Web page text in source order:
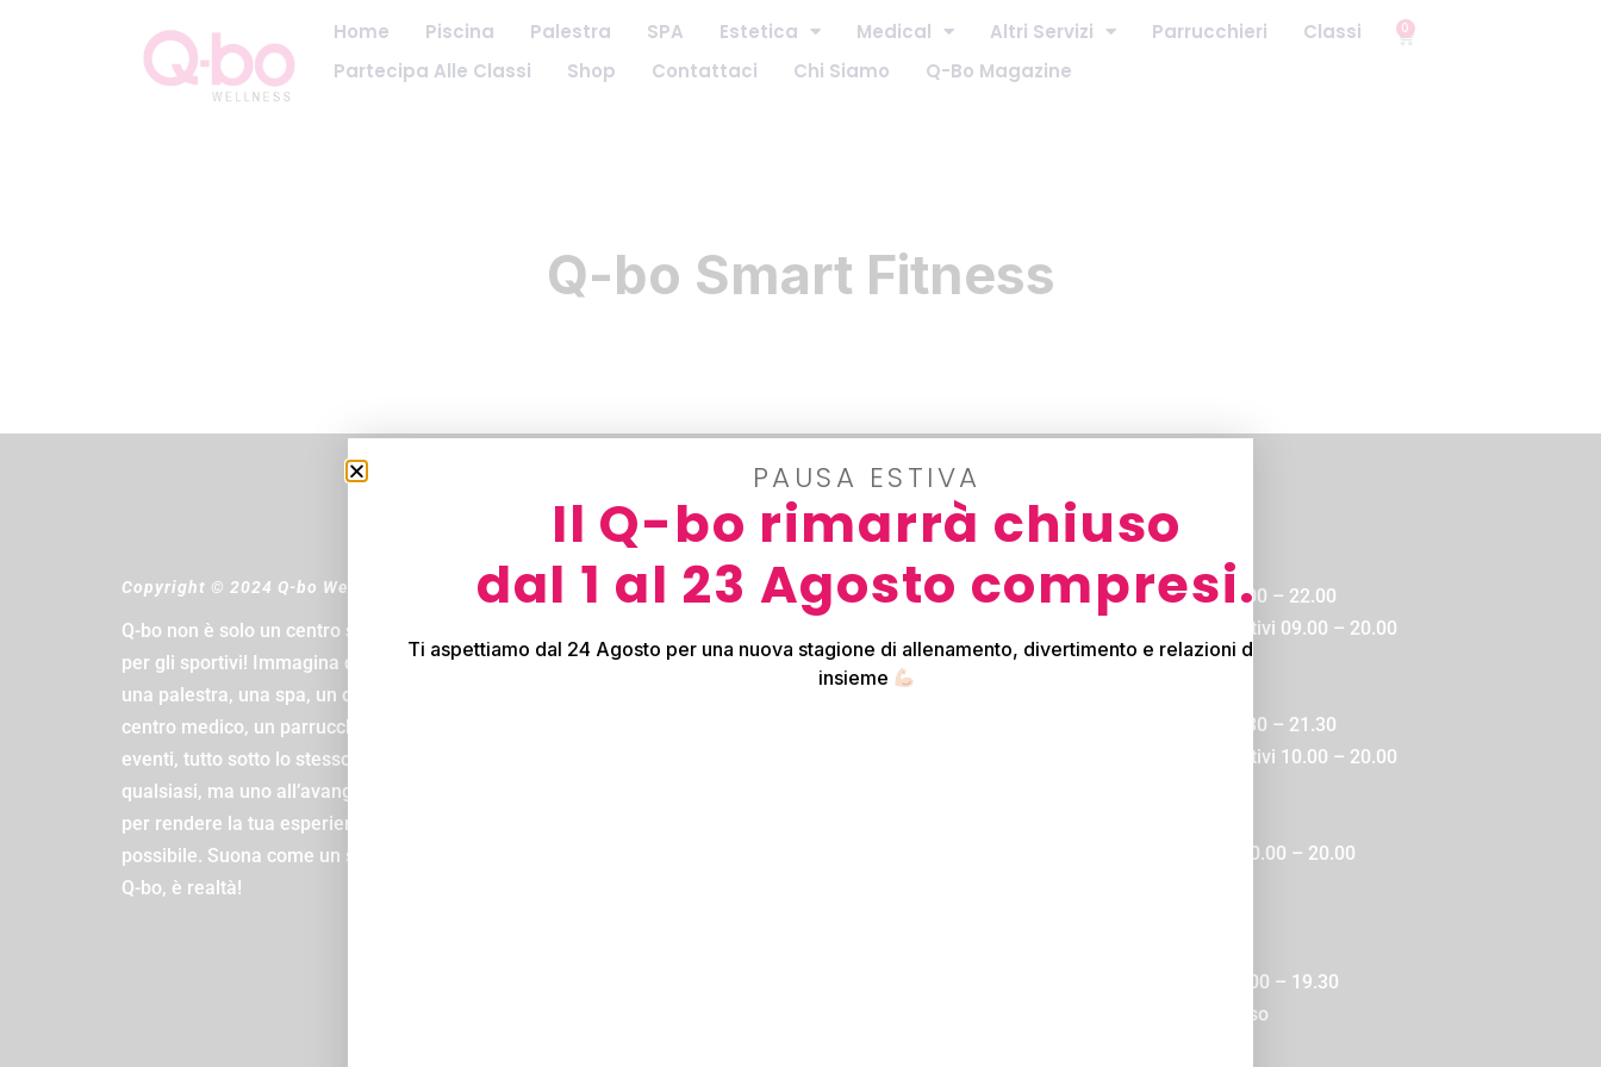
Home Piscina Palestra SPA Estetica Medical Altri Servizi Parrucchieri
Classi
Partecipa Alle Classi
Shop Contattaci Chi Siamo Q-Bo Magazine
0
Q-bo Smart Fitness
Copyright © 2024 Q-bo Wellness
Q-bo non è solo un centro sportivo, è il paradiso
per gli sportivi! Immagina di avere una piscina,
una palestra, una spa, un centro estetico, un
centro medico, un parrucchiere e una zona
eventi, tutto sotto lo stesso tetto. E non un tetto
qualsiasi, ma uno all’avanguardia, progettato
per rendere la tua esperienza la migliore
possibile. Suona come un sogno, vero? Beh, al
Q-bo, è realtà!
Link
CHI SIAMO
CLASSI
Orari
PISCINA E PALESTRA
da Lunedì a Venerdì 08.00 – 22.00
Sabato, Domenica e Festivi 09.00 – 20.00
da Lunedì a Venerdì 09.30 – 21.30
Sabato, Domenica e Festivi 10.00 – 20.00
da Lunedì a Domenica 10.00 – 20.00
da Martedì a Sabato 09.00 – 19.30
Lunedì e Domenica chiuso
PAUSA ESTIVA
Il Q-bo rimarrà chiuso
dal 1 al 23 Agosto compresi.
Ti aspettiamo dal 24 Agosto per una nuova stagione di allenamento, divertimento e relazioni da vivere
insieme